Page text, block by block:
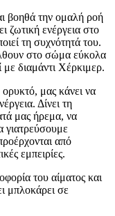
βοηθά την ομαλή ροή
ζωτική ενέργεια στο
τη συχνότητά του.
στο σώμα εύκολα
με διαμάντι Χέρκιμερ.
μας κάνει να
Δίνει τη
μας ήρεμα, να
γιατρεύσουμε
από
εμπειρίες.
του αίματος και
μπλοκάρει σε